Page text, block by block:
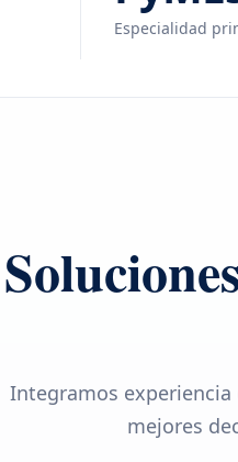
Especialidad
Integramos
mejores